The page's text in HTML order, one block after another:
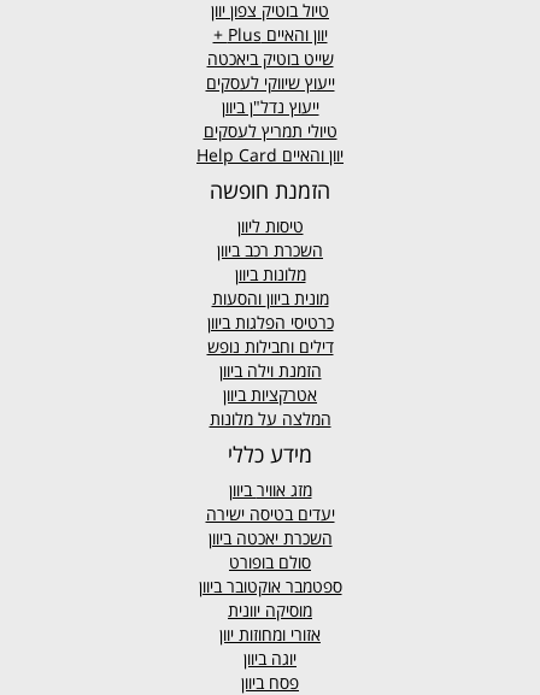
טיול בוטיק צפון יוון
יוון והאיים Plus +
שייט בוטיק ביאכטה
ייעוץ שיווקי לעסקים
ייעוץ נדל"ן ביוון
טיולי תמריץ לעסקים
יוון והאיים Help Card
הזמנת חופשה
טיסות ליוון
השכרת רכב ביוון
מלונות ביוון
מונית ביוון והסעות
כרטיסי הפלגות ביוון
דילים וחבילות נופש
הזמנת וילה ביוון
אטרקציות ביוון
המלצה על מלונות
מידע כללי
מזג אוויר ביוון
יעדים בטיסה ישירה
השכרת יאכטה ביוון
סולם בופורט
ספטמבר אוקטובר ביוון
מוסיקה יוונית
אזורי ומחוזות יוון
יוגה ביוון
פסח ביוון